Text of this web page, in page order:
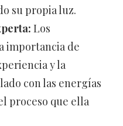
su propia luz.
Los
importancia de
y la
con las energías
proceso que ella